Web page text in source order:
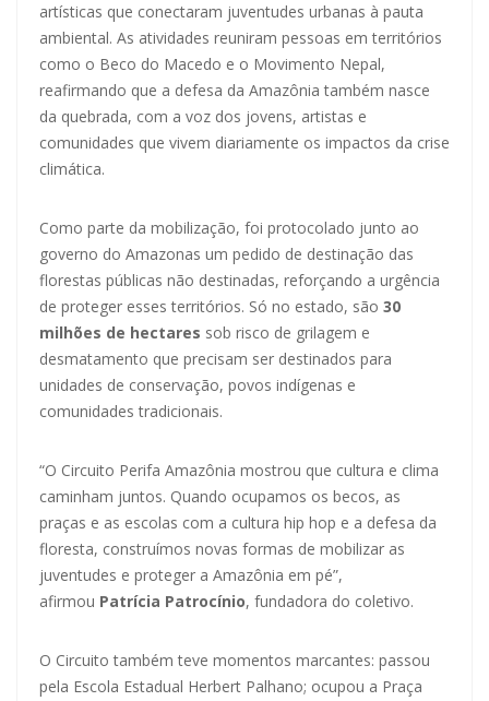
artísticas que conectaram juventudes urbanas à pauta
ambiental. As atividades reuniram pessoas em territórios
como o Beco do Macedo e o Movimento Nepal,
reafirmando que a defesa da Amazônia também nasce
da quebrada, com a voz dos jovens, artistas e
comunidades que vivem diariamente os impactos da crise
climática.
Como parte da mobilização, foi protocolado junto ao
governo do Amazonas um pedido de destinação das
florestas públicas não destinadas, reforçando a urgência
de proteger esses territórios. Só no estado, são 30
milhões de hectares sob risco de grilagem e
desmatamento que precisam ser destinados para
unidades de conservação, povos indígenas e
comunidades tradicionais.
“O Circuito Perifa Amazônia mostrou que cultura e clima
caminham juntos. Quando ocupamos os becos, as
praças e as escolas com a cultura hip hop e a defesa da
floresta, construímos novas formas de mobilizar as
juventudes e proteger a Amazônia em pé”,
afirmou Patrícia Patrocínio, fundadora do coletivo.
O Circuito também teve momentos marcantes: passou
pela Escola Estadual Herbert Palhano; ocupou a Praça